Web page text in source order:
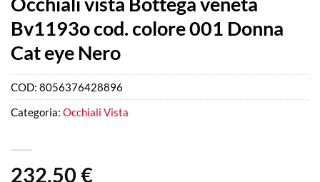
Bv1193o cod. colore 001 Donna
Cat eye Nero
232,50 €
COD: 8056376428896
Categoria: Occhiali Vista